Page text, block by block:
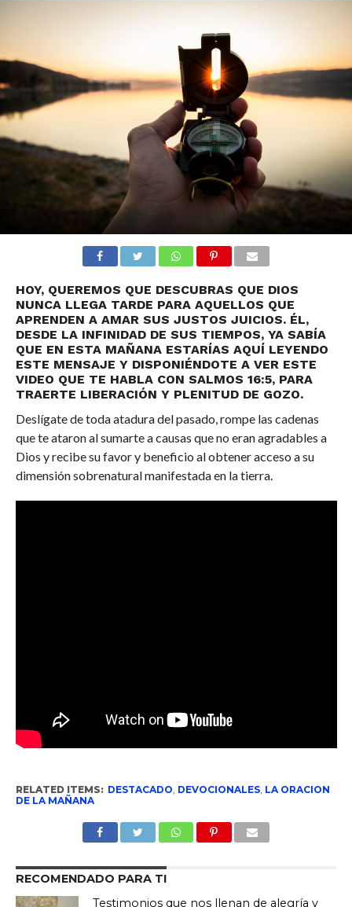
HOY, QUEREMOS QUE DESCUBRAS QUE DIOS
NUNCA LLEGA TARDE PARA AQUELLOS QUE
APRENDEN A AMAR SUS JUSTOS JUICIOS. ÉL,
DESDE LA INFINIDAD DE SUS TIEMPOS, YA SABÍA
QUE EN ESTA MAÑANA ESTARÍAS AQUÍ LEYENDO
ESTE MENSAJE Y DISPONIÉNDOTE A VER ESTE
VIDEO QUE TE HABLA CON SALMOS 16:5, PARA
TRAERTE LIBERACIÓN Y PLENITUD DE GOZO.
Deslígate de toda atadura del pasado, rompe las cadenas
que te ataron al sumarte a causas que no eran agradables a
Dios y recibe su favor y beneficio al obtener acceso a su
dimensión sobrenatural manifestada en la tierra.
RELATED ITEMS: DESTACADO, DEVOCIONALES, LA ORACION
DE LA MAÑANA
RECOMENDADO PARA TI
Testimonios que nos llenan de alegría y